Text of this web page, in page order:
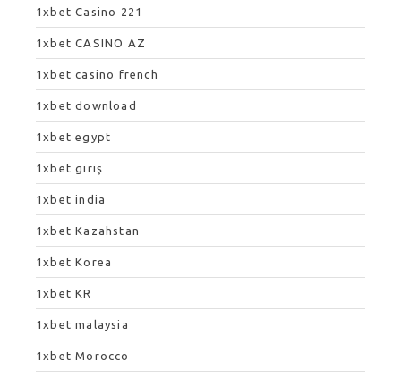
1xbet Casino 221
1xbet CASINO AZ
1xbet casino french
1xbet download
1xbet egypt
1xbet giriş
1xbet india
1xbet Kazahstan
1xbet Korea
1xbet KR
1xbet malaysia
1xbet Morocco